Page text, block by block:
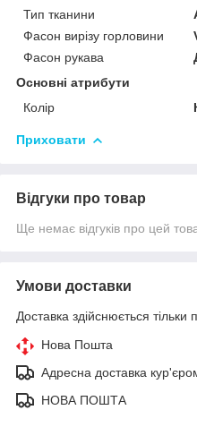
Тип тканини
Фасон вирізу горловини
Фасон рукава
Основні атрибути
Колір
Приховати
Відгуки про товар
Ще немає відгуків про цей
Умови доставки
Доставка здійснюється тільки
Нова Пошта
Адресна доставка
НОВА ПОШТА